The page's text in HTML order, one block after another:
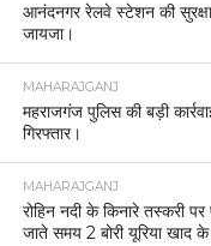
आनंदनगर रेलवे स्टेशन की सुरक्षा
जायजा।
MAHARAJGANJ
महराजगंज पुलिस की बड़ी
गिरफ्तार।
MAHARAJGANJ
रोहिन नदी के किनारे तस्करी
जाते समय 2 बोरी यूरिया खाद